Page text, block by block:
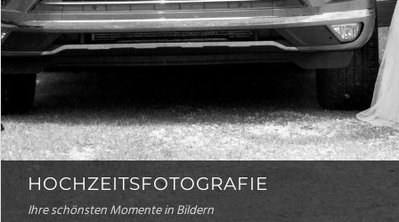
HOCHZEITSFOTOGRAFIE
Ihre schönsten Momente in Bildern